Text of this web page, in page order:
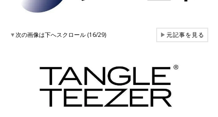
▼次の画像は下へスクロール (16/29) ▶元記事を見る